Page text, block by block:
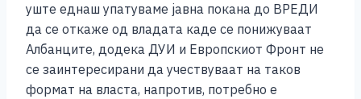
уште еднаш упатуваме јавна покана до ВРЕДИ
да се откаже од владата каде се понижуваат
Албанците, додека ДУИ и Европскиот Фронт не
се заинтересирани да учествуваат на таков
формат на власта, напротив, потребно е